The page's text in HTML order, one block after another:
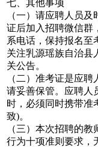
七、其他事项
（一）请应聘人员
证后加入招聘微信群
系电话，保持报名至
关注乳源瑶族自治县
关公告。
（二）准考证是应
请妥善保管。应聘人
时，必须同时携带准
致)。
（三）本次招聘的
行为十项准则要求，